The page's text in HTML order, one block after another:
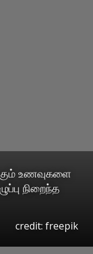
உணவுகளை
நிறைந்த
credit: freepik